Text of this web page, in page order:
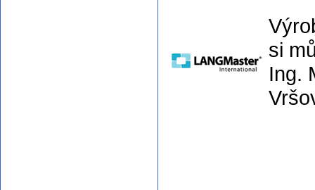
si
Ing.